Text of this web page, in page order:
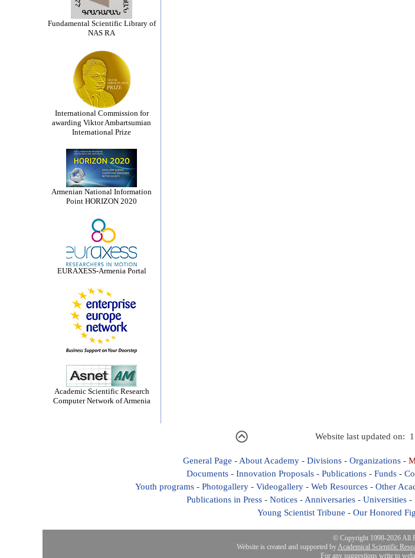
Fundamental Scientific Library of
NAS RA
International Commission for
awarding Viktor Ambartsumian
International Prize
Armenian National Information
Point HORIZON 2020
EURAXESS-Armenia Portal
Academic Scientific Research
Computer Network of Armenia
Website last updated on:
General Page - About Academy- Divisions- Organizations-
Documents- Innovation Proposals- Publications- Funds-
Youth programs- Photogallery- Videogallery- Web Resources- Other
Publications in Press - Notices - Anniversaries - Universities -
Young Scientist Tribune - Our Honored
© Copyright 1998-2026 All
Website is created and supported byAcademical Scientific
For any suggestions write to